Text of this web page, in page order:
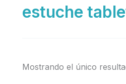
estuche
Mostrando el único